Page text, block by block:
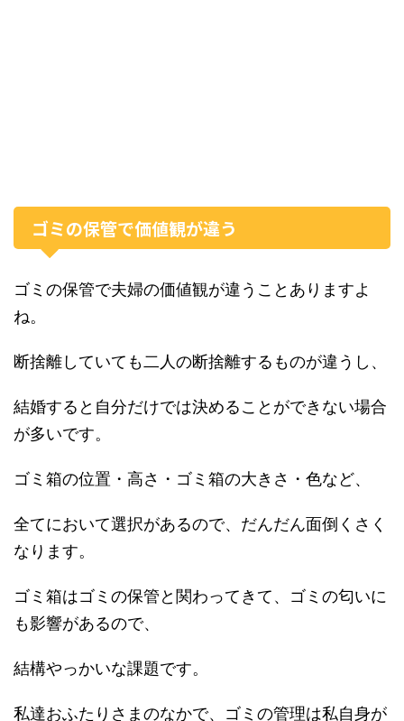
ゴミの保管で価値観が違う
ゴミの保管で夫婦の価値観が違うことありますよ
ね。
断捨離していても二人の断捨離するものが違うし、
結婚すると自分だけでは決めることができない場合
が多いです。
ゴミ箱の位置・高さ・ゴミ箱の大きさ・色など、
全てにおいて選択があるので、だんだん面倒くさく
なります。
ゴミ箱はゴミの保管と関わってきて、ゴミの匂いに
も影響があるので、
結構やっかいな課題です。
私達おふたりさまのなかで、ゴミの管理は私自身が